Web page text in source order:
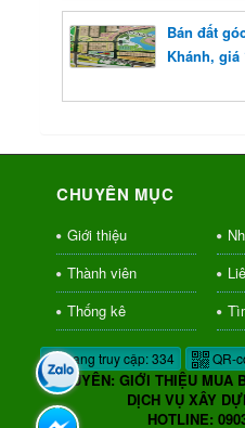
Bán đất
Khánh, giá
CHUYÊN MỤC
Giới thiệu
Thành viên
Thống kê
Đang truy cập: 334 QR-
CHUYÊN: GIỚI THIỆU MUA
DỊCH VỤ XÂY
HOTLINE: